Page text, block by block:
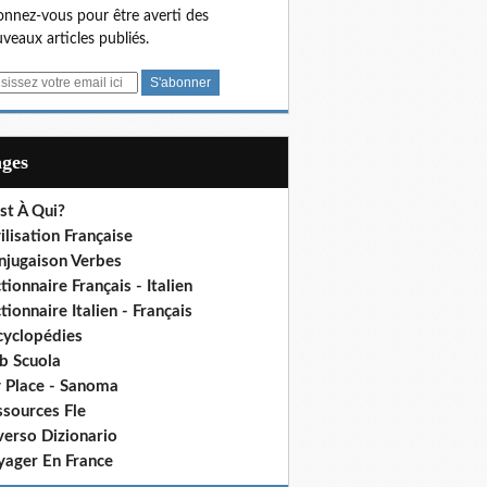
vous pour être averti des
articles publiés.
À Qui?
Française
Verbes
Français - Italien
Italien - Français
Scuola
Place - Sanoma
Fle
Dizionario
En France